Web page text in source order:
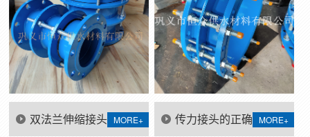
MORE+
双法兰伸缩接头 MORE+
传力接头的正确